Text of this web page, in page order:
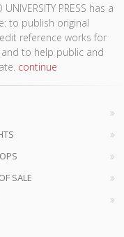
UNIVERSITY PRESS has a
to publish original
reference works for
to help public and
continue
SALE